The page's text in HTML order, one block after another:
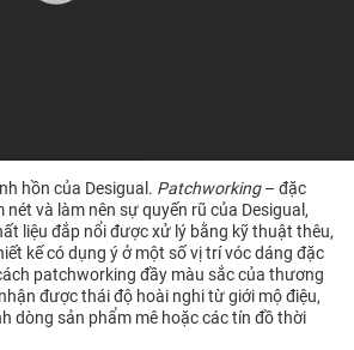
hồn của Desigual. Patchworking– đặc
và làm nên sự quyến rũ của Desigual,
liệu đắp nổi được xử lý bằng kỹ thuật thêu,
kế có dụng ý ở một số vị trí vóc dáng đặc
patchworking đầy màu sắc của thương
được thái độ hoài nghi từ giới mộ điệu,
dòng sản phẩm mê hoặc các tín đồ thời